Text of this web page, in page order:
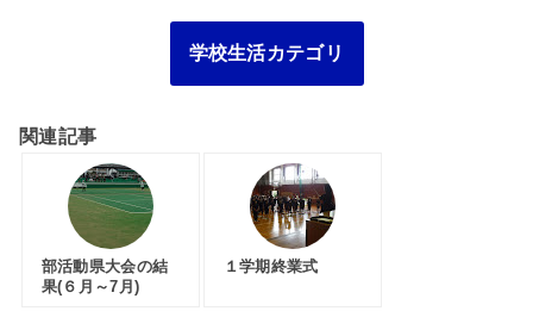
学校生活カテゴリ
関連記事
部活動県大会の結
果(６月～7月)
１学期終業式